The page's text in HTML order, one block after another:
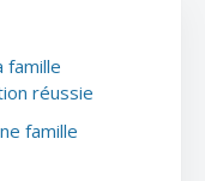
famille
réussie
famille